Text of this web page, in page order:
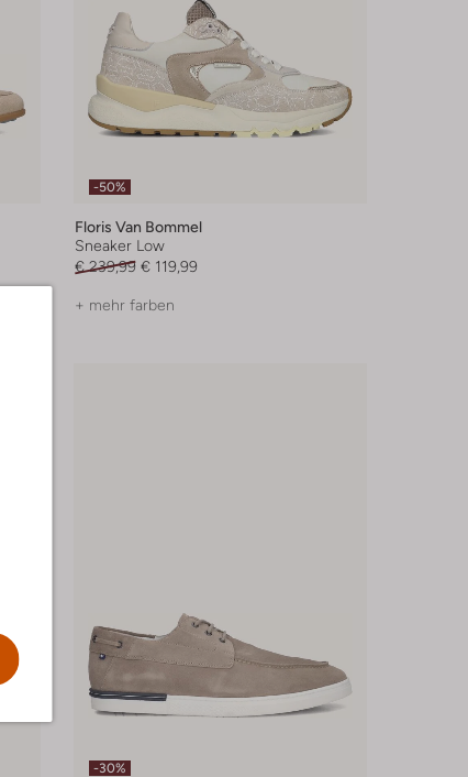
-50%
Floris Van Bommel
Sneaker Low
€ 239,99 € 119,99
+ mehr farben
-30%